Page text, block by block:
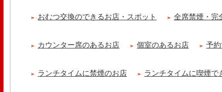
おむつ交換のできるお店・スポット 全席禁煙・完
カウンター席のあるお店 個室のあるお店 予
ランチタイムに禁煙のお店 ランチタイムに喫煙で